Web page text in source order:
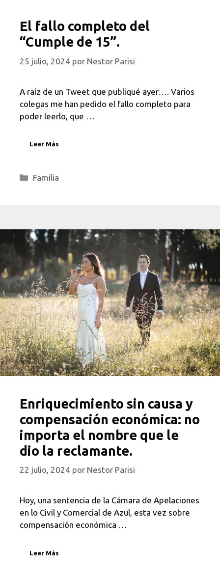
El fallo completo del
“Cumple de 15”.
25 julio, 2024 por Nestor Parisi
A raíz de un Tweet que publiqué ayer…. Varios
colegas me han pedido el fallo completo para
poder leerlo, que …
Leer Más
Categorías
Familia
Enriquecimiento sin causa y
compensación económica: no
importa el nombre que le
dio la reclamante.
22 julio, 2024 por Nestor Parisi
Hoy, una sentencia de la Cámara de Apelaciones
en lo Civil y Comercial de Azul, esta vez sobre
compensación económica …
Leer Más